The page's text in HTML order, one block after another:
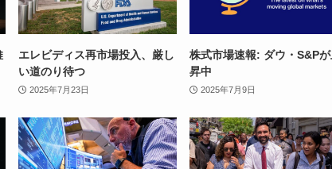
エレビディス再市場投入、厳し
い道のり待つ
2025年7月23日
株式市場速報: ダウ・S&P
昇中
2025年7月9日